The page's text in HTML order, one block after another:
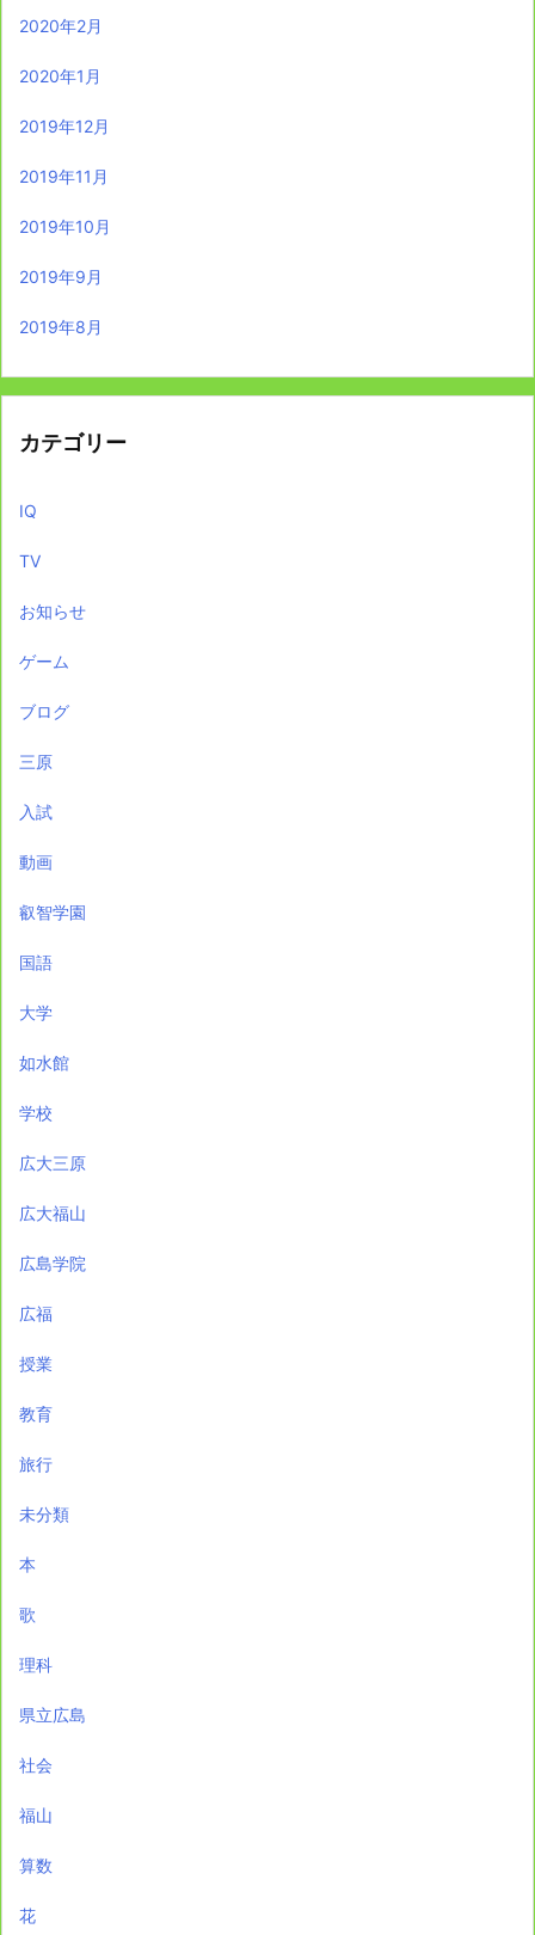
2020年2月
2020年1月
2019年12月
2019年11月
2019年10月
2019年9月
2019年8月
カテゴリー
IQ
TV
お知らせ
ゲーム
ブログ
三原
入試
動画
叡智学園
国語
大学
如水館
学校
広大三原
広大福山
広島学院
広福
授業
教育
旅行
未分類
本
歌
理科
県立広島
社会
福山
算数
花